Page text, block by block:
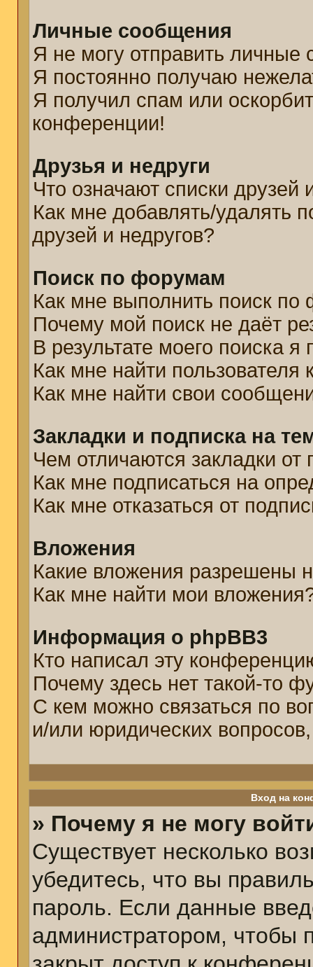
Личные сообщения
Я не могу отправить личные
Я постоянно получаю
Я получил спам или
конференции!
Друзья и недруги
Что означают списки друзей
Как мне добавлять/удалять
друзей и недругов?
Поиск по форумам
Как мне выполнить поиск
Почему мой поиск не даёт
В результате моего поиска
Как мне найти пользователя
Как мне найти свои
Закладки и подписка на
Чем отличаются закладки от
Как мне подписаться на
Как мне отказаться от
Вложения
Какие вложения разрешены
Как мне найти мои
Информация о phpBB3
Кто написал эту
Почему здесь нет такой-то
С кем можно связаться по
и/или юридических
Вход на
» Почему я не могу
Существует несколько
убедитесь, что вы
пароль. Если данные
администратором, чтобы